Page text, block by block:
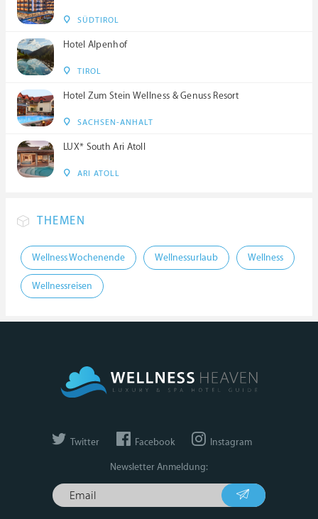
SÜDTIROL
Hotel Alpenhof
TIROL
Hotel Zum Stein Wellness & Genuss Resort
SACHSEN-ANHALT
LUX* South Ari Atoll
ARI ATOLL
THEMEN
Wellness Wochenende Wellnessurlaub Wellness
Wellnessreisen
Twitter Facebook Instagram
Newsletter Anmeldung: